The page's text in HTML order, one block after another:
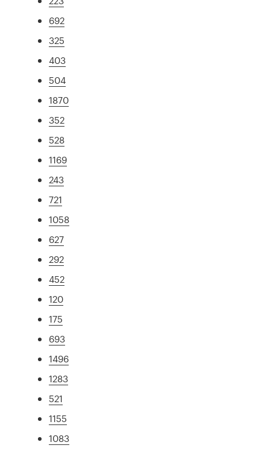
692
325
403
504
1870
352
528
1169
243
721
1058
627
292
452
120
175
693
1496
1283
521
1155
1083